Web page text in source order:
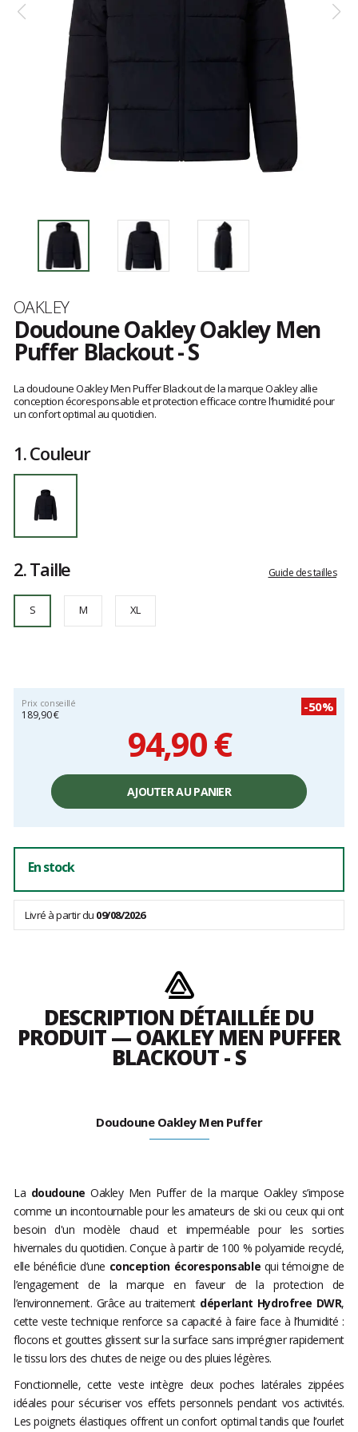
Marque
OAKLEY
Doudoune Oakley Oakley Men
Puffer Blackout - S
Savis
clients
La doudoune Oakley Men Puffer Blackout de la marque Oakley allie
conception écoresponsable et protection efficace contre l’humidité pour
un confort optimal au quotidien.
1.Couleur
2.Taille Guide des tailles
S M XL
Prix conseillé
189,90 €
-50%
94,90 €
unitaire,
AJOUTER AU PANIER
En stock
Livré à partir du 09/08/2026
DESCRIPTION DÉTAILLÉE DU
PRODUIT — OAKLEY MEN PUFFER
BLACKOUT - S
Doudoune Oakley Men Puffer
La doudouneOakley Men Puffer de la marque Oakley s’impose
comme un incontournable pour les amateurs de ski ou ceux qui ont
besoin d'un modèle chaud et imperméable pour les sorties
hivernales du quotidien. Conçue à partir de 100 % polyamide recyclé,
elle bénéficie d’une conception écoresponsable qui témoigne de
l’engagement de la marque en faveur de la protection de
l’environnement. Grâce au traitementdéperlant Hydrofree DWR,
cette veste technique renforce sa capacité à faire face à l’humidité :
flocons et gouttes glissent sur la surface sans imprégner rapidement
le tissu lors des chutes de neige ou des pluies légères.
Fonctionnelle, cette veste intègre deux poches latérales zippées
idéales pour sécuriser vos effets personnels pendant vos activités.
Les poignets élastiques offrent un confort optimal tandis que l’ourlet